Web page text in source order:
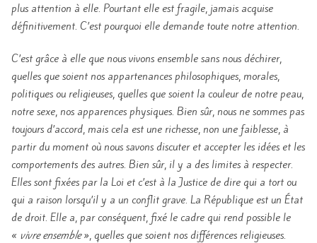
plus attention à elle. Pourtant elle est fragile, jamais acquise
définitivement. C’est pourquoi elle demande toute notre attention.
C’est grâce à elle que nous vivons ensemble sans nous déchirer,
quelles que soient nos appartenances philosophiques, morales,
politiques ou religieuses, quelles que soient la couleur de notre peau,
notre sexe, nos apparences physiques. Bien sûr, nous ne sommes pas
toujours d’accord, mais cela est une richesse, non une faiblesse, à
partir du moment où nous savons discuter et accepter les idées et les
comportements des autres. Bien sûr, il y a des limites à respecter.
Elles sont fixées par la Loi et c’est à la Justice de dire qui a tort ou
qui a raison lorsqu’il y a un conflit grave. La République est un État
de droit. Elle a, par conséquent, fixé le cadre qui rend possible le
« vivre ensemble», quelles que soient nos différences religieuses.